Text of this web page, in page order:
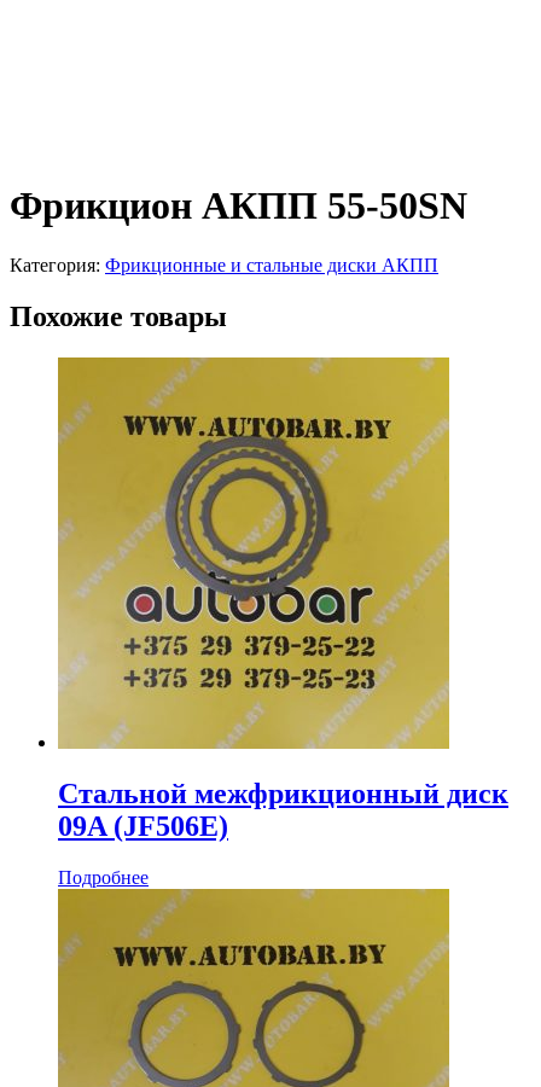
Фрикцион АКПП 55-50SN
Категория: Фрикционные и стальные диски АКПП
Похожие товары
Стальной межфрикционный диск
09A (JF506E)
Подробнее